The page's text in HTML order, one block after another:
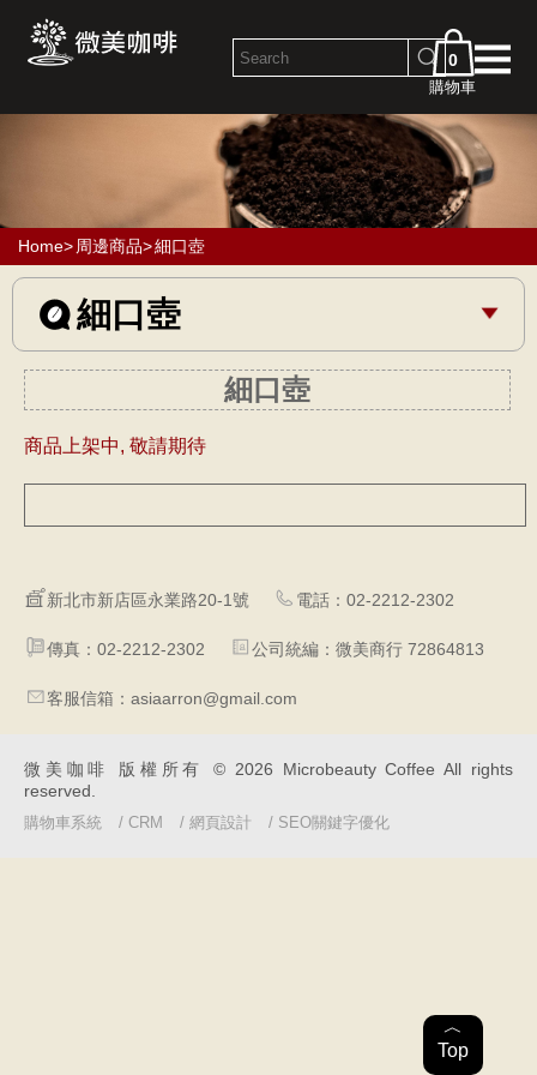
0
購物車
Home> 周邊商品>細口壺
細口壺
細口壺
商品上架中, 敬請期待
︿
Top
新北市新店區永業路20-1號 電話：02-2212-2302
傳真：02-2212-2302 公司統編：微美商行 72864813
客服信箱：asiaarron@gmail.com
微美咖啡 版權所有 © 2026 Microbeauty Coffee All rights
reserved.
購物車系統 / CRM / 網頁設計 / SEO關鍵字優化